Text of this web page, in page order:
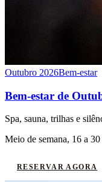
Outubro 2026Bem-estar
Bem-estar de
Spa, sauna, trilhas e
Meio de semana, 16 a
RESERVAR AGORA